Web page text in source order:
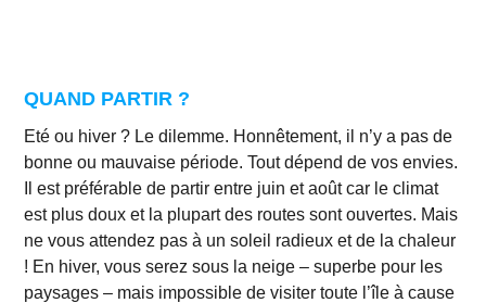
QUAND PARTIR ?
Eté ou hiver ? Le dilemme. Honnêtement, il n’y a pas de
bonne ou mauvaise période. Tout dépend de vos envies.
Il est préférable de partir entre juin et août car le climat
est plus doux et la plupart des routes sont ouvertes. Mais
ne vous attendez pas à un soleil radieux et de la chaleur
! En hiver, vous serez sous la neige – superbe pour les
paysages – mais impossible de visiter toute l’île à cause